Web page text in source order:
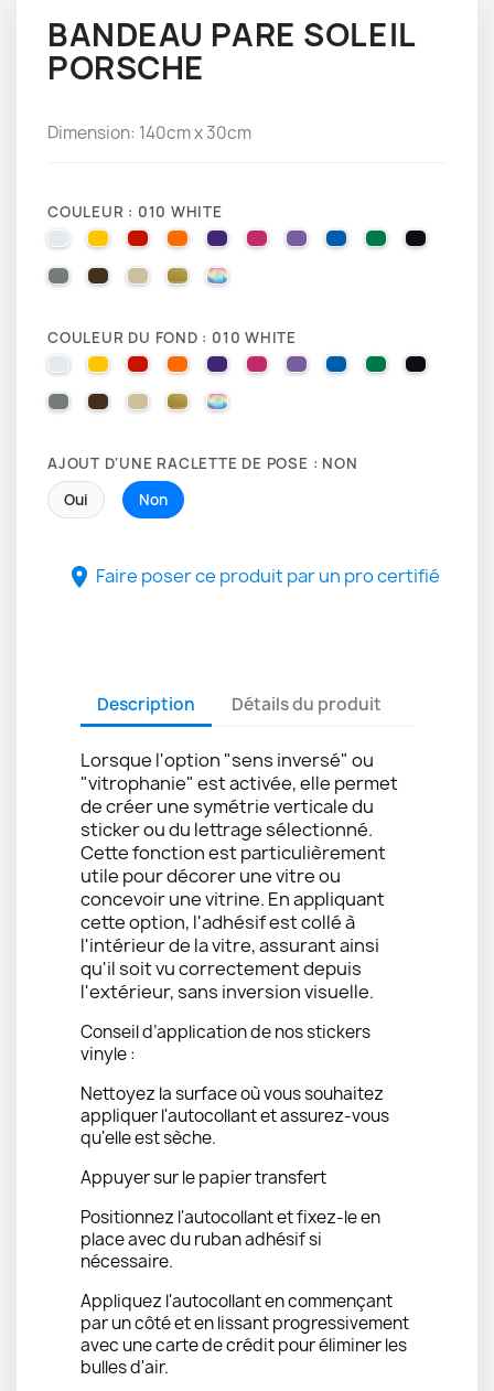
BANDEAU PARE SOLEIL
PORSCHE
Dimension: 140cm x 30cm
COULEUR : 010 WHITE
010 WHITE025 BRIMSTONE YELLOW
031 RED035 PASTEL ORANGE
040 VIOLET
041 PINK043 LAVENDER
051 GENTIAN BLUE
061 GREEN
070
071 GREY080 BROWN
082 BEIGE
091 GOLD000 HOLOGRAPHIQUE
COULEUR DU FOND : 010 WHITE
010 WHITE025 BRIMSTONE YELLOW
031 RED035 PASTEL ORANGE
040 VIOLET
041 PINK043 LAVENDER
051 GENTIAN BLUE
061 GREEN
070
071 GREY080 BROWN
082 BEIGE
091 GOLD000 HOLOGRAPHIQUE
AJOUT D'UNE RACLETTE DE POSE : NON
Oui
Non
 Faire poser ce produit par un pro certifié
Description Détails du produit
Lorsque l'option "sens inversé" ou
"vitrophanie" est activée, elle permet
de créer une symétrie verticale du
sticker ou du lettrage sélectionné.
Cette fonction est particulièrement
utile pour décorer une vitre ou
concevoir une vitrine. En appliquant
cette option, l'adhésif est collé à
l'intérieur de la vitre, assurant ainsi
qu'il soit vu correctement depuis
l'extérieur, sans inversion visuelle.
Conseil d’application de nos stickers
vinyle :
Nettoyez la surface où vous souhaitez
appliquer l'autocollant et assurez-vous
qu'elle est sèche.
Appuyer sur le papier transfert
Positionnez l'autocollant et fixez-le en
place avec du ruban adhésif si
nécessaire.
Appliquez l'autocollant en commençant
par un côté et en lissant progressivement
avec une carte de crédit pour éliminer les
bulles d'air.